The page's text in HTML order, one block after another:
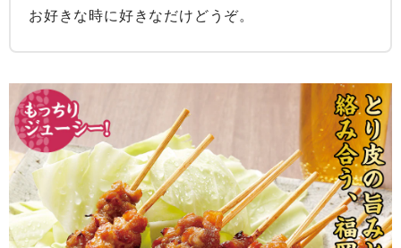
お好きな時に好きなだけどうぞ。